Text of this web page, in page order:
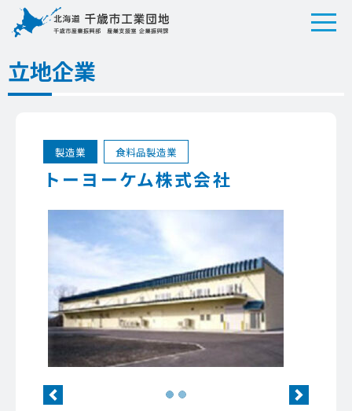
立地企業
製造業 食料品製造業
トーヨーケム株式会社
Previous
Next